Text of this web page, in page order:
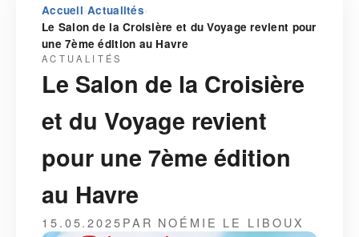
Accueil›Actualités›
Le Salon de la Croisière et du Voyage revient pour
une 7ème édition au Havre
ACTUALITÉS
Le Salon de la Croisière
et du Voyage revient
pour une 7ème édition
au Havre
15.05.2025PAR NOÉMIE LE LIBOUX